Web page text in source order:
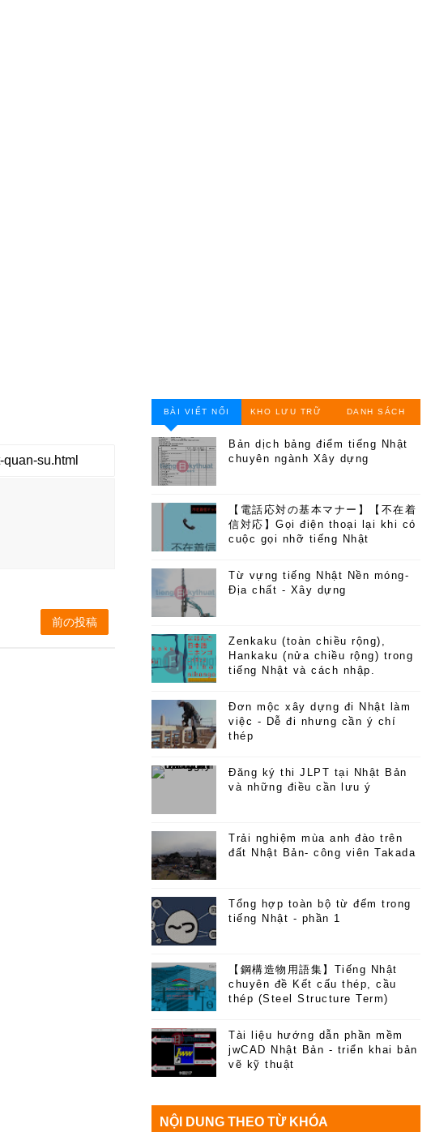
前の投稿
BÀI VIẾT NỔI
BẬT
KHO LƯU TRỮ DANH SÁCH
TRANG
Bản dịch bảng điểm tiếng Nhật
chuyên ngành Xây dựng
【電話応対の基本マナー】【不在着
信対応】Gọi điện thoại lại khi có
cuộc gọi nhỡ tiếng Nhật
Từ vựng tiếng Nhật Nền móng-
Địa chất - Xây dựng
Zenkaku (toàn chiều rộng),
Hankaku (nửa chiều rộng) trong
tiếng Nhật và cách nhập.
Đơn mộc xây dựng đi Nhật làm
việc - Dễ đi nhưng cần ý chí
thép
Đăng ký thi JLPT tại Nhật Bản
và những điều cần lưu ý
Trải nghiệm mùa anh đào trên
đất Nhật Bản- công viên Takada
Tổng hợp toàn bộ từ đếm trong
tiếng Nhật - phần 1
【鋼構造物用語集】Tiếng Nhật
chuyên đề Kết cấu thép, cầu
thép (Steel Structure Term)
Tài liệu hướng dẫn phần mềm
jwCAD Nhật Bản - triển khai bản
vẽ kỹ thuật
NỘI DUNG THEO TỪ KHÓA